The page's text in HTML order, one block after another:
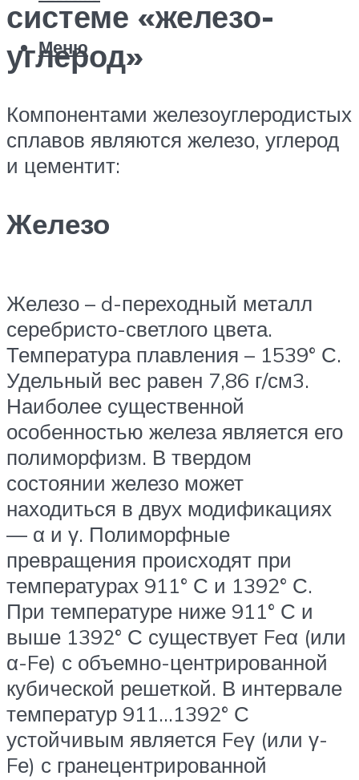
Меню
системе «железо-
углерод»
Компонентами железоуглеродистых
сплавов являются железо, углерод
и цементит:
Железо
Железо – d-переходный металл
серебристо-светлого цвета.
Температура плавления – 1539° С.
Удельный вес равен 7,86 г/см3.
Наиболее существенной
особенностью железа является его
полиморфизм. В твердом
состоянии железо может
находиться в двух модификациях
— α и γ. Полиморфные
превращения происходят при
температурах 911° С и 1392° С.
При температуре ниже 911° С и
выше 1392° С существует Feα (или
α-Fе) с объемно-центрированной
кубической решеткой. В интервале
температур 911…1392° С
устойчивым является Feγ (или γ-
Fе) с гранецентрированной